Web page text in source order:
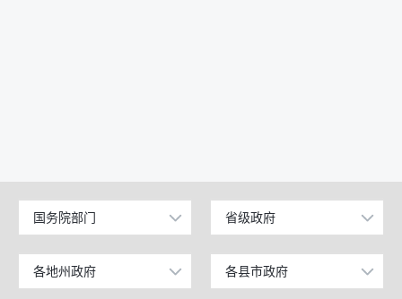
国务院部门
公安部
工业和信息化部
省级政府
北京
上海
各地州政府
乌鲁木齐市
各县市政府
昌吉市